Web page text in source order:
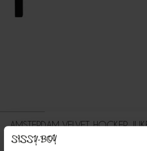
AMSTERDAM VELVET HOCKER
ANTRACIET